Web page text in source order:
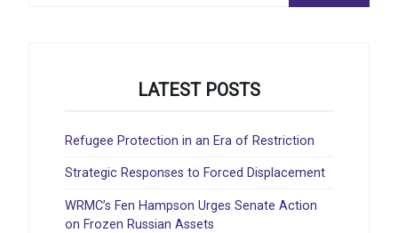
LATEST POSTS
Refugee Protection in an Era of Restriction
Strategic Responses to Forced Displacement
WRMC’s Fen Hampson Urges Senate Action
on Frozen Russian Assets